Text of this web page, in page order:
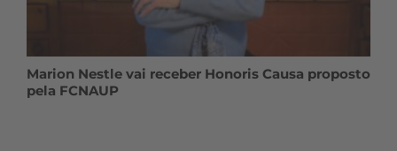
Marion Nestle vai receber Honoris Causa proposto
pela FCNAUP